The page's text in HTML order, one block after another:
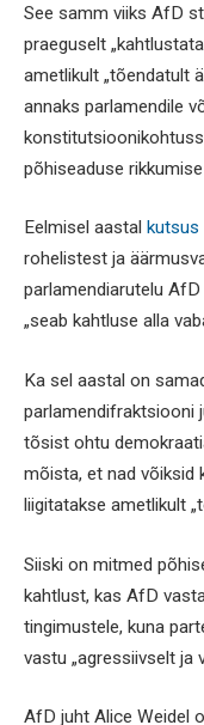
See samm viiks AfD
praeguselt
ametlikult „tõendatult
annaks parlamendile
põhiseaduse
Eelmisel aastal kutsus
rohelistest ja
parlamendiarutelu
„seab kahtluse alla
Ka sel aastal on
parlamendifraktsiooni
tõsist ohtu
mõista, et nad võiksid
liigitatakse ametlikult
Siiski on mitmed
kahtlust, kas AfD
tingimustele, kuna
vastu „agressiivselt ja
AfD juht Alice Weidel